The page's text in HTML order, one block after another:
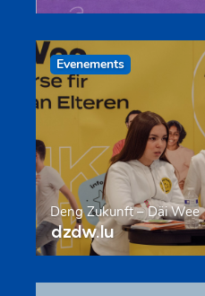
Evenements
Deng Zukunft – Däi Wee
dzdw.lu